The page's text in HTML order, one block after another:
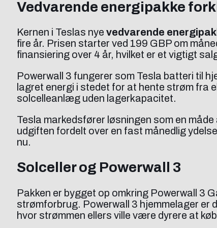
Vedvarende energipakke
Kernen i Teslas nye vedvarende
fire år. Prisen starter ved 199 GBP om
finansiering over 4 år, hvilket er et vigtigt
Powerwall 3 fungerer som Tesla batteri til
lagret energi i stedet for at hente strøm fra
solcelleanlæg uden lagerkapacitet.
Tesla markedsfører løsningen som en
udgiften fordelt over en fast månedlig
nu.
Solceller og Powerwall 3
Pakken er bygget op omkring Powerwall 3
strømforbrug. Powerwall 3 hjemmelager er
hvor strømmen ellers ville være dyrere at